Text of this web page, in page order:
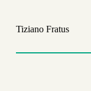
Tiziano Fratus